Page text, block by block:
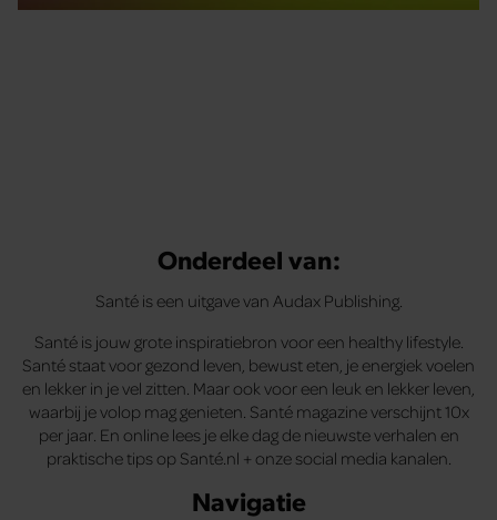
Onderdeel van:
Santé is een uitgave van Audax Publishing.
Santé is jouw grote inspiratiebron voor een healthy lifestyle.
Santé staat voor gezond leven, bewust eten, je energiek voelen
en lekker in je vel zitten. Maar ook voor een leuk en lekker leven,
waarbij je volop mag genieten. Santé magazine verschijnt 10x
per jaar. En online lees je elke dag de nieuwste verhalen en
praktische tips op Santé.nl + onze social media kanalen.
Navigatie